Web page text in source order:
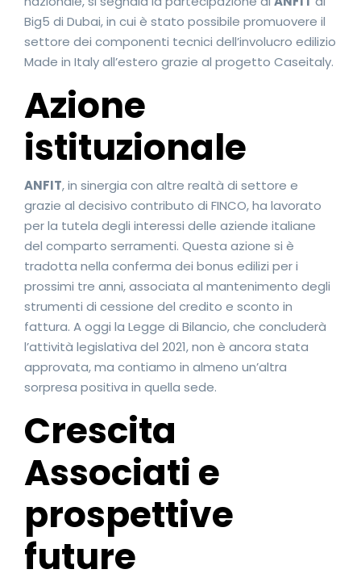
Big5 di Dubai, in cui è stato possibile promuovere il
settore dei componenti tecnici dell’involucro edilizio
Made in Italy all’estero grazie al progetto Caseitaly.
Azione
istituzionale
ANFIT, in sinergia con altre realtà di settore e
grazie al decisivo contributo di FINCO, ha lavorato
per la tutela degli interessi delle aziende italiane
del comparto serramenti. Questa azione si è
tradotta nella conferma dei bonus edilizi per i
prossimi tre anni, associata al mantenimento degli
strumenti di cessione del credito e sconto in
fattura. A oggi la Legge di Bilancio, che concluderà
l’attività legislativa del 2021, non è ancora stata
approvata, ma contiamo in almeno un’altra
sorpresa positiva in quella sede.
Crescita
Associati e
prospettive
future